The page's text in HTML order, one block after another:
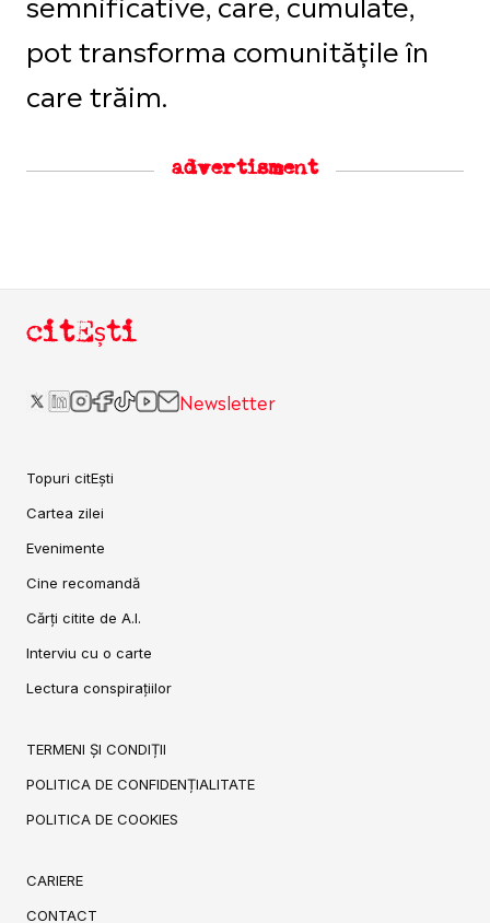
pot transforma comunitățile în
care trăim.
advertisment
citEști
Newsletter
Topuri citEști
Cartea zilei
Evenimente
Cine recomandă
Cărți citite de A.I.
Interviu cu o carte
Lectura conspirațiilor
TERMENI ȘI CONDIȚII
POLITICA DE CONFIDENȚIALITATE
POLITICA DE COOKIES
CARIERE
CONTACT